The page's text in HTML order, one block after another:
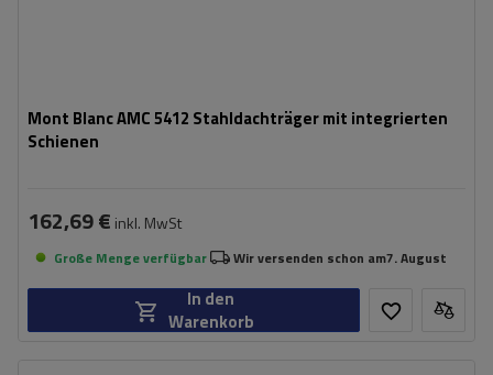
Mont Blanc AMC 5412 Stahldachträger mit integrierten
Schienen
162,69 € inkl. MwSt
Große Menge verfügbar Wir versenden schon am7. August
In den
Warenkorb